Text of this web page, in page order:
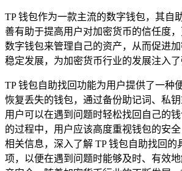
TP 钱包作为一款主流的数字钱包，其自
善有助于提高用户对加密货币的信任度
数字钱包来管理自己的资产，从而促进加
稳定发展，为加密货币行业的发展注入了
TP 钱包自助找回功能为用户提供了一种
恢复丢失的钱包，通过备份助记词、私钥
用户可以在遇到问题时轻松找回自己的
的过程中，用户应该高度重视钱包的安
相关信息，深入了解 TP 钱包自助找回的
项，以便在遇到问题时能够及时、有效